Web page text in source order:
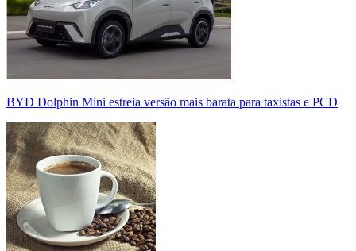
BYD Dolphin Mini estreia versão mais barata para taxistas e PCD